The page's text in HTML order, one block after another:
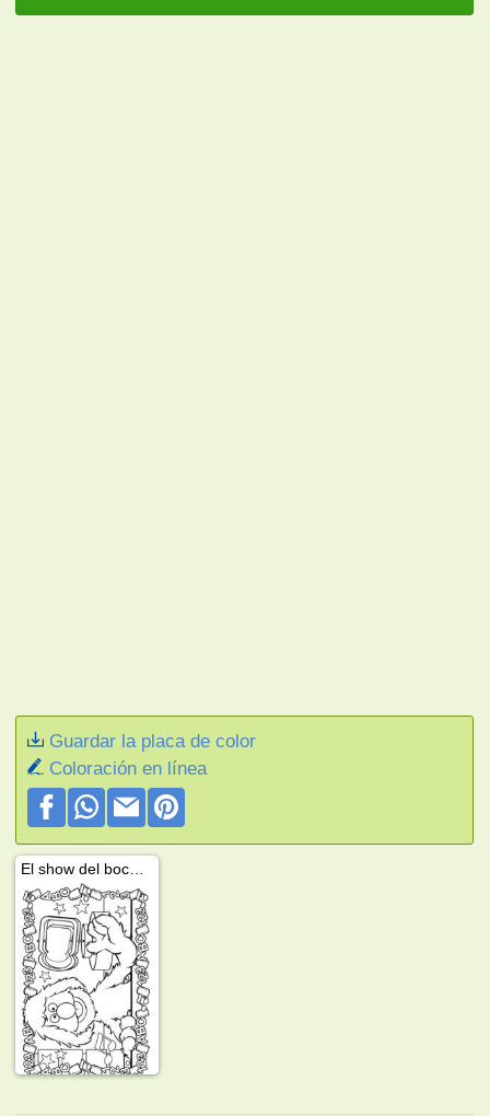
Guardar la placa de color
Coloración en línea